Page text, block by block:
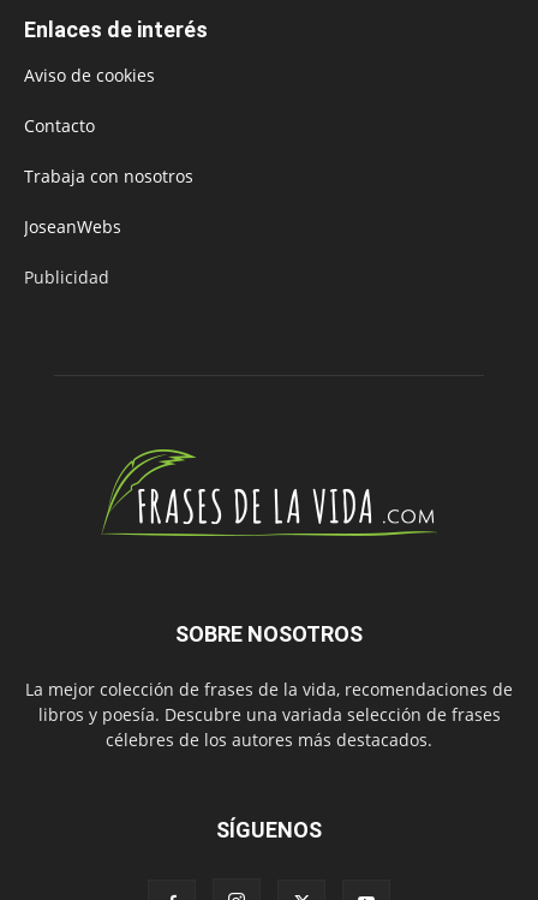
Enlaces de interés
Aviso de cookies
Contacto
Trabaja con nosotros
JoseanWebs
Publicidad
SOBRE NOSOTROS
La mejor colección de frases de la vida, recomendaciones de
libros y poesía. Descubre una variada selección de frases
célebres de los autores más destacados.
SÍGUENOS